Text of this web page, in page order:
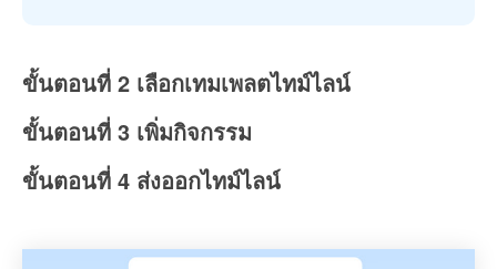
ขั้นตอนที่ 2 เลือกเทมเพลตไทม์ไลน์
ขั้นตอนที่ 3 เพิ่มกิจกรรม
ขั้นตอนที่ 4 ส่งออกไทม์ไลน์